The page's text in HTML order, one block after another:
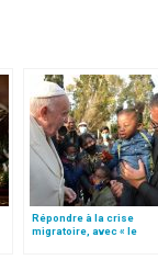
Répondre à la crise
migratoire, avec « le